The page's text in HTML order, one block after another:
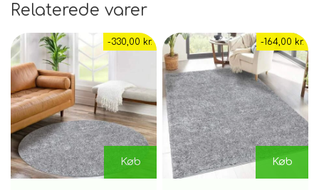
Relaterede varer
-330,00 kr.
Køb
-164,00 kr.
Køb